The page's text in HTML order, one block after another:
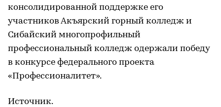
консолидированной поддержке его
участников Акъярский горный колледж и
Сибайский многопрофильный
профессиональный колледж одержали победу
в конкурсе федерального проекта
«Профессионалитет».
Источник.